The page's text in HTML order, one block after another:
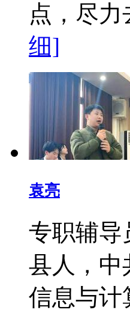
点，尽
细]
袁亮
专职辅
县人，中
信息与计